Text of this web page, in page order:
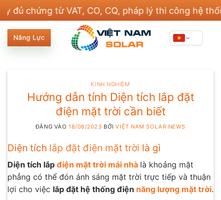
qua
nội
dung
từ VAT, CO, CQ, pháp lý thi công hệ thống điện
Năng Lực
KINH NGHIỆM
Hướng dẫn tính Diện tích lắp đặt
điện mặt trời cần biết
ĐĂNG VÀO 18/08/2023 BỞIVIỆT NAM SOLAR NEWS
Diện tích lắp đặt điện mặt trời là gì
Diện tích lắp điện mặt trời mái nhà là khoảng mặt
phẳng có thể đón ánh sáng mặt trời trực tiếp và thuận
lợi cho việc lắp đặt hệ thống điện năng lượng mặt trời.